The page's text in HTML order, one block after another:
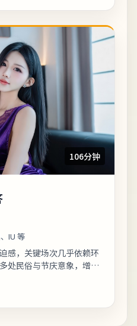
106分钟
IU 等
感，关键场次几乎依赖环
处民俗与节庆意象，增强
无人应答》是...